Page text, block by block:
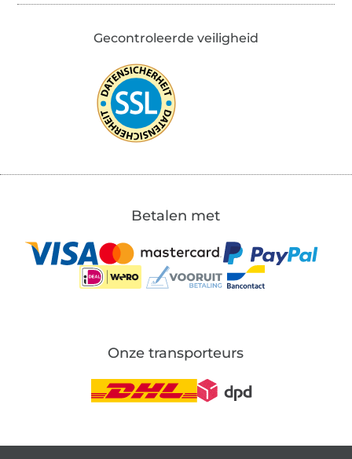
Gecontroleerde veiligheid
Betalen met
Onze transporteurs